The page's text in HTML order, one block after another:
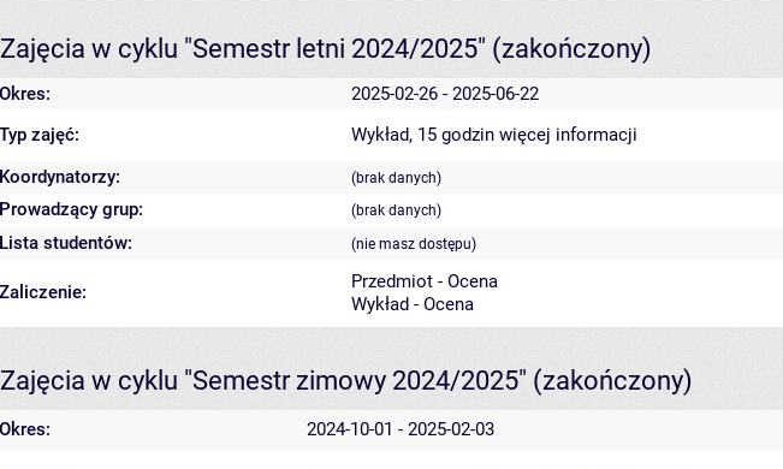
Zajęcia w cyklu "Semestr letni 2024/2025" (zakończony)
Okres: 2025-02-26 - 2025-06-22
Typ zajęć: Wykład, 15 godzin więcej informacji
Koordynatorzy:
(brak danych)
Prowadzący grup: (brak danych)
Lista studentów: (nie masz dostępu)
Zaliczenie:
Przedmiot - Ocena
Wykład - Ocena
Zajęcia w cyklu "Semestr zimowy 2024/2025" (zakończony)
Okres: 2024-10-01 - 2025-02-03